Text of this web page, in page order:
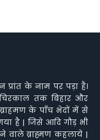
प्रांत के नाम पर पड़ा है।
तक बिहार और
ब्राहमण के पाँच भेदों में से
है | जिसे आदि गौड़ भी
ब्राह्मण कहलाये |